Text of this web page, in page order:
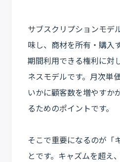
サブスクリプションモデ
味し、商材を所有・購入
期間利用できる権利に対
ネスモデルです。月次単
いかに顧客数を増やすか
るためのポイントです。
そこで重要になるのが「
とです。キャズムを超え